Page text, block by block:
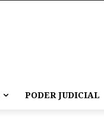
PODER JUDICIAL